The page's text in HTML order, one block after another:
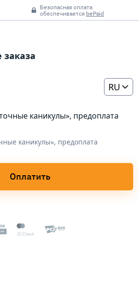
Безопасная оплата
обеспечивается bePaid
RU
каникулы», предоплата
каникулы», предоплата
Оплатить